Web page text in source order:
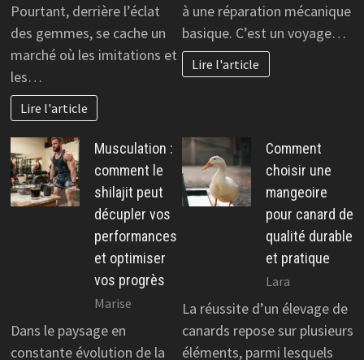
Pourtant, derrière l’éclat
des gemmes, se cache un
marché où les imitations et
les…
Lire l'article
à une réparation mécanique
basique. C’est un voyage…
Lire l'article
Musculation :
comment le
shilajit peut
décupler vos
performances
et optimiser
vos progrès
Marise
Dans le paysage en
constante évolution de la
Comment
choisir une
mangeoire
pour canard de
qualité durable
et pratique
Lara
La réussite d’un élevage de
canards repose sur plusieurs
éléments, parmi lesquels